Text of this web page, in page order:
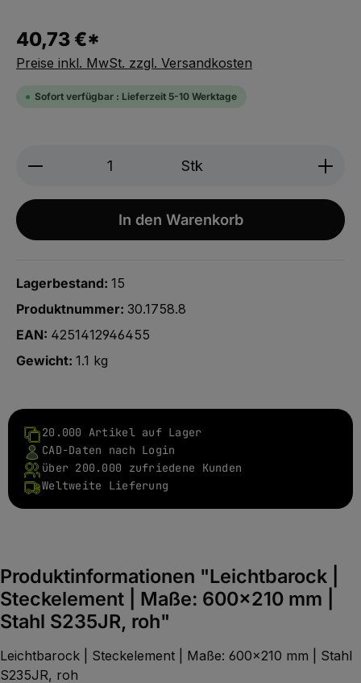
40,73 €*
Preise inkl. MwSt. zzgl. Versandkosten
Sofort verfügbar : Lieferzeit 5-10 Werktage
Produkt Anzahl: Gib den
Stk
In den Warenkorb
Lagerbestand: 15
Produktnummer: 30.1758.8
EAN: 4251412946455
Gewicht: 1.1 kg
20.000 Artikel auf Lager
CAD-Daten nach Login
über 200.000 zufriedene Kunden
Weltweite Lieferung
Produktinformationen "Leichtbarock |
Steckelement | Maße: 600x210 mm |
Stahl S235JR, roh"
Leichtbarock | Steckelement | Maße: 600x210 mm | Stahl
S235JR, roh